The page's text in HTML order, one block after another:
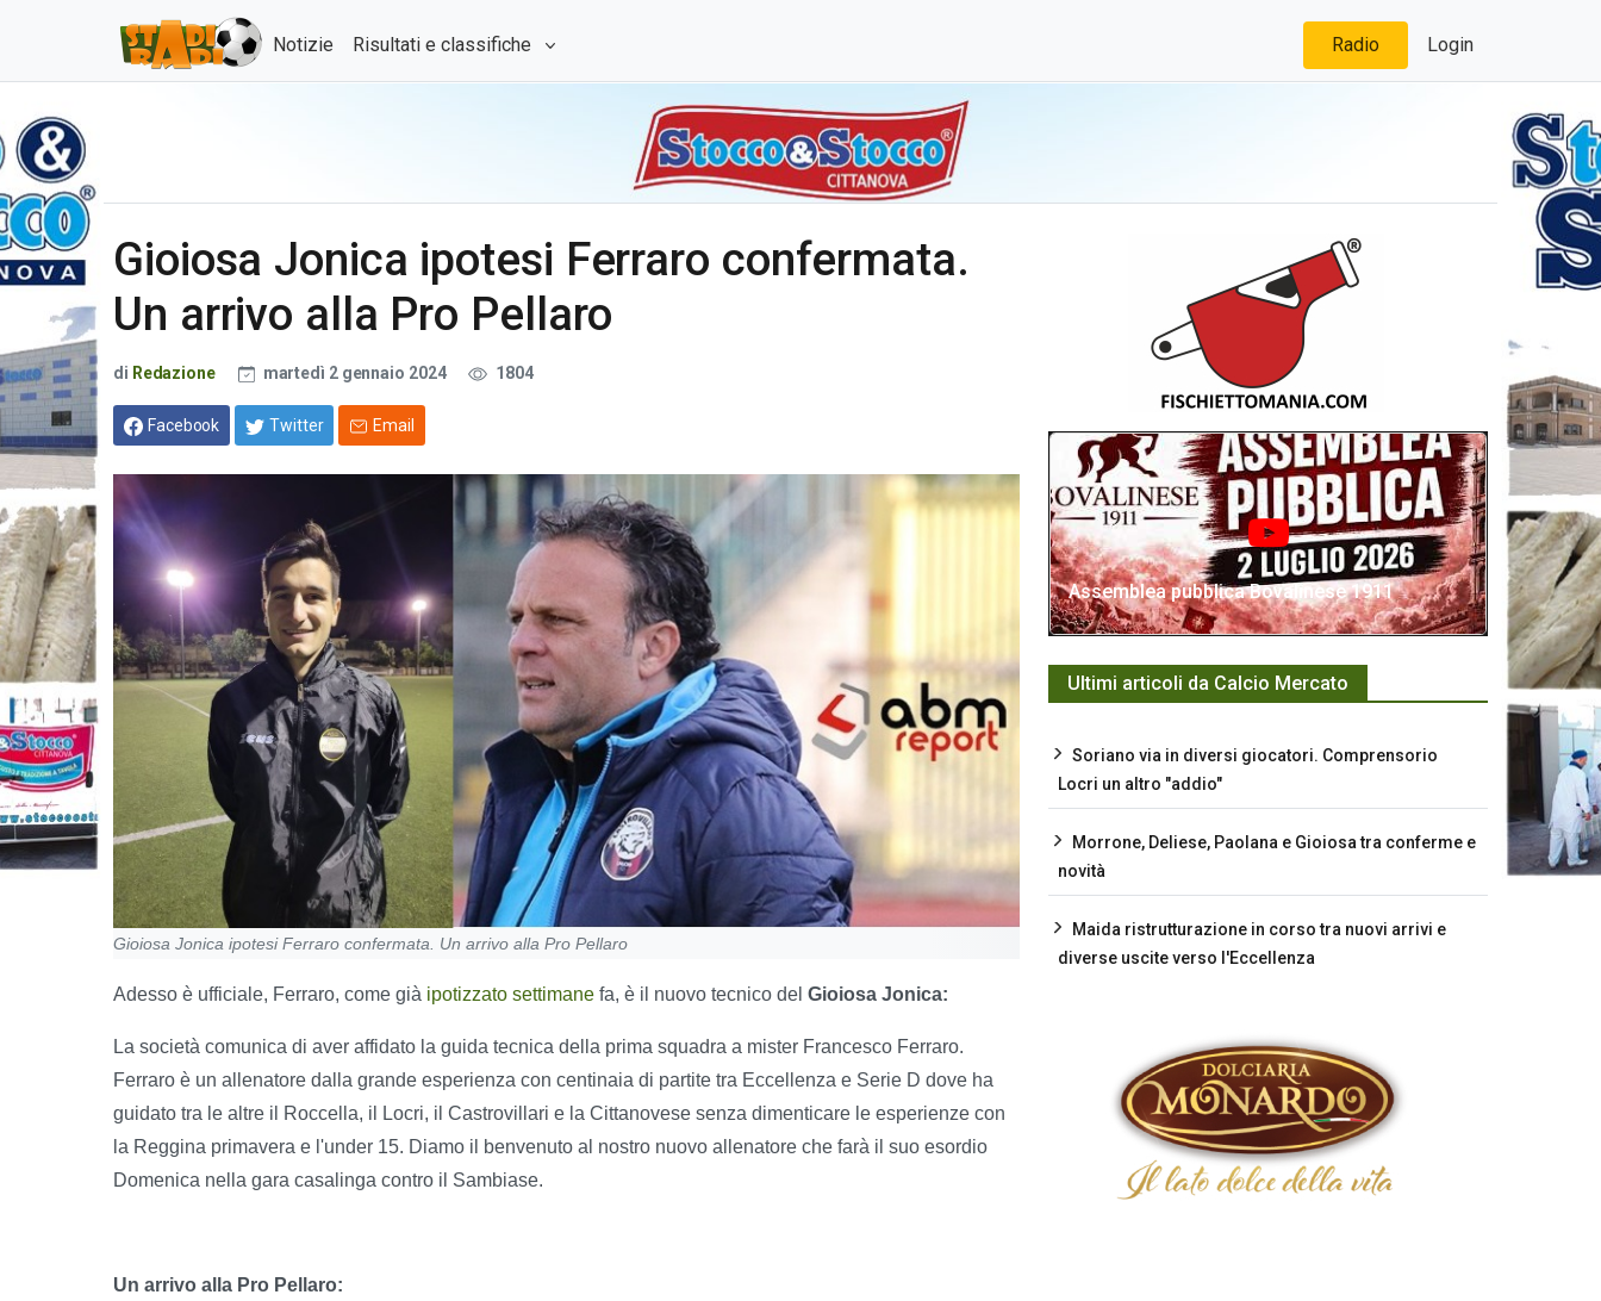
Notizie Risultati e classifiche Radio Login
Gioiosa Jonica ipotesi Ferraro confermata.
Un arrivo alla Pro Pellaro
di Redazione martedì 2 gennaio 2024 1804
Facebook Twitter Email
Gioiosa Jonica ipotesi Ferraro confermata. Un arrivo alla Pro Pellaro
Adesso è ufficiale, Ferraro, come già ipotizzato settimane fa, è il nuovo tecnico del Gioiosa Jonica:
La società comunica di aver affidato la guida tecnica della prima squadra a mister Francesco Ferraro.
Ferraro è un allenatore dalla grande esperienza con centinaia di partite tra Eccellenza e Serie D dove ha
guidato tra le altre il Roccella, il Locri, il Castrovillari e la Cittanovese senza dimenticare le esperienze con
la Reggina primavera e l'under 15. Diamo il benvenuto al nostro nuovo allenatore che farà il suo esordio
Domenica nella gara casalinga contro il Sambiase.
Un arrivo alla Pro Pellaro:
Assemblea pubblica Bovalinese 1911
Ultimi articoli da Calcio Mercato
Soriano via in diversi giocatori. Comprensorio
Locri un altro "addio"
Morrone, Deliese, Paolana e Gioiosa tra conferme e
novità
Maida ristrutturazione in corso tra nuovi arrivi e
diverse uscite verso l'Eccellenza